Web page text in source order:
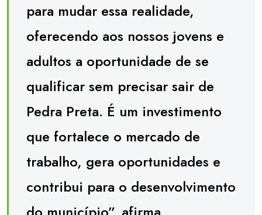
para mudar essa realidade,
oferecendo aos nossos jovens e
adultos a oportunidade de se
qualificar sem precisar sair de
Pedra Preta. É um investimento
que fortalece o mercado de
trabalho, gera oportunidades e
contribui para o desenvolvimento